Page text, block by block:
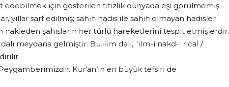
edebilmek için gösterilen titizlik dünyada eşi görülmemiş
yıllar sarf edilmiş; sahih hadis ile sahih olmayan hadisler
nakleden şahısların her türlü hareketlerini tespit etmişlerdir.
meydana gelmiştir. Bu ilim dalı, ‘ilm-i nakd-i rical /
Kur’an’ın en büyük tefsiri de